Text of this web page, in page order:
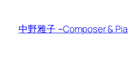
content
中野雅子 ~Composer &